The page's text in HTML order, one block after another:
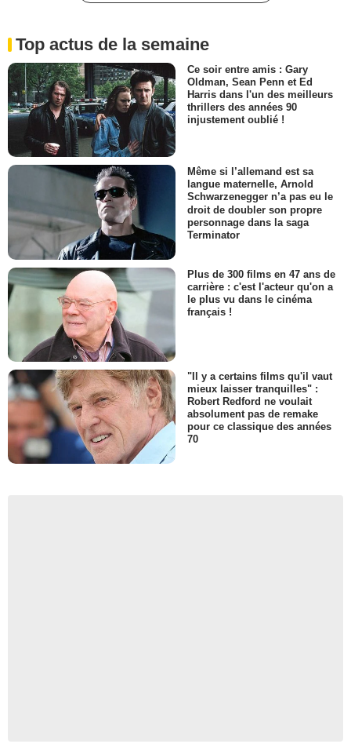
Top actus de la semaine
Ce soir entre amis : Gary
Oldman, Sean Penn et Ed
Harris dans l'un des meilleurs
thrillers des années 90
injustement oublié !
Même si l’allemand est sa
langue maternelle, Arnold
Schwarzenegger n’a pas eu le
droit de doubler son propre
personnage dans la saga
Terminator
Plus de 300 films en 47 ans de
carrière : c'est l'acteur qu'on a
le plus vu dans le cinéma
français !
"Il y a certains films qu'il vaut
mieux laisser tranquilles" :
Robert Redford ne voulait
absolument pas de remake
pour ce classique des années
70